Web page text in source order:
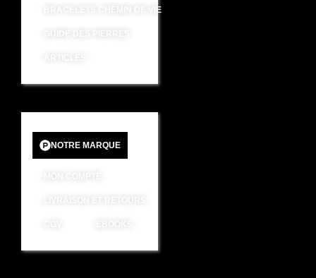
BRACELETS CHEMIN DE VIE
GUIDE DES PIERRES
NOTRE MARQUE
MON COMPTE
EBOOKS